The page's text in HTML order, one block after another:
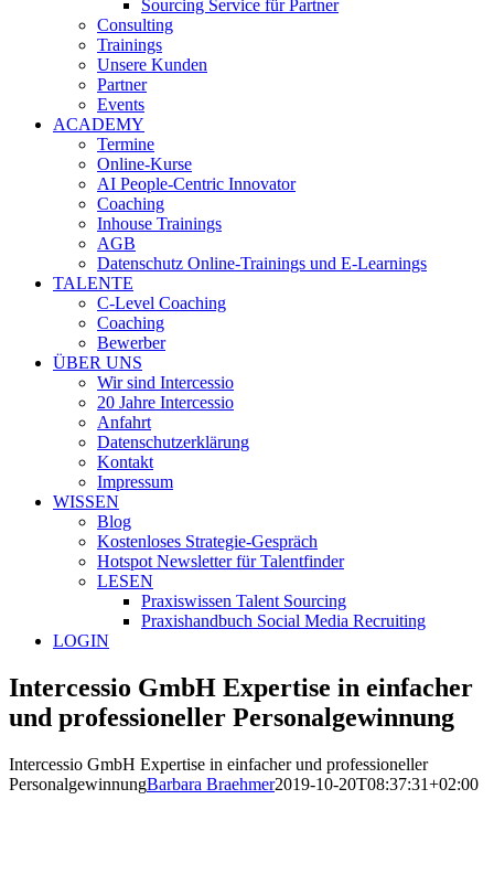
Sourcing Service für Partner
Consulting
Trainings
Unsere Kunden
Partner
Events
ACADEMY
Termine
Online-Kurse
AI People-Centric Innovator
Coaching
Inhouse Trainings
AGB
Datenschutz Online-Trainings und E-Learnings
TALENTE
C-Level Coaching
Coaching
Bewerber
ÜBER UNS
Wir sind Intercessio
20 Jahre Intercessio
Anfahrt
Datenschutzerklärung
Kontakt
Impressum
WISSEN
Blog
Kostenloses Strategie-Gespräch
Hotspot Newsletter für Talentfinder
LESEN
Praxiswissen Talent Sourcing
Praxishandbuch Social Media Recruiting
LOGIN
Intercessio GmbH Expertise in einfacher
und professioneller Personalgewinnung
Intercessio GmbH Expertise in einfacher und professioneller
PersonalgewinnungBarbara Braehmer2019-10-20T08:37:31+02:00